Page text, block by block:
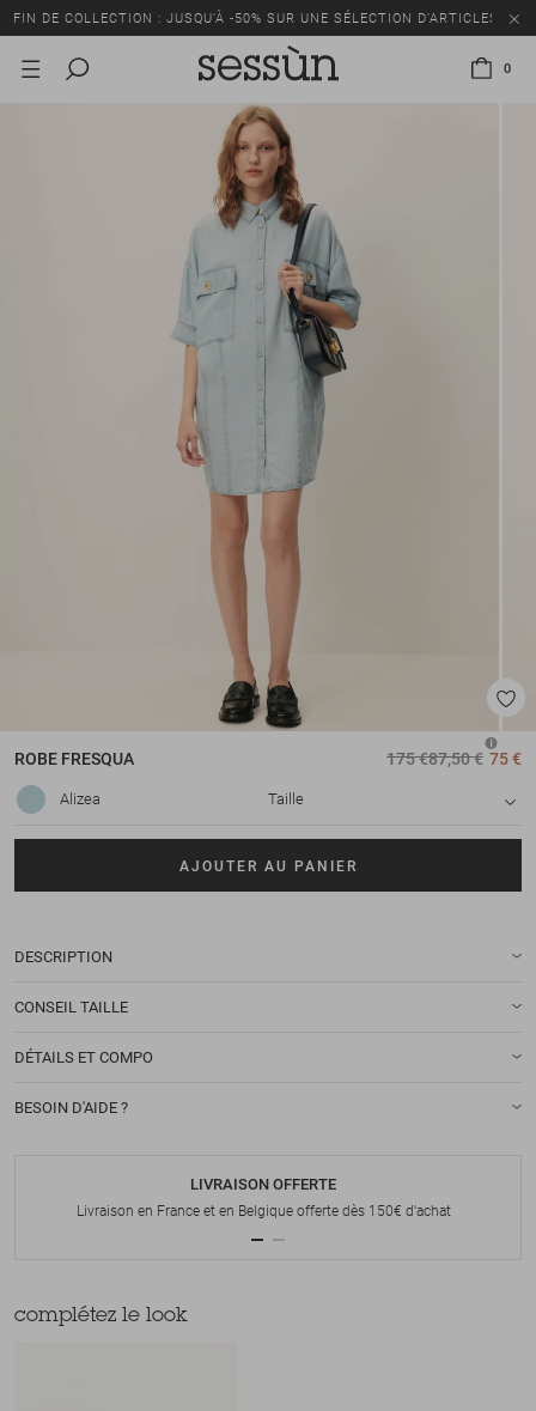
FIN DE COLLECTION : JUSQU’À -50% SUR UNE SÉLECTION D’ARTICLES
0
ROBE FRESQUA 175 €87,50 € 75 €
Alizea Taille
AJOUTER AU PANIER
DESCRIPTION
CONSEIL TAILLE
DÉTAILS ET COMPO
BESOIN D'AIDE ?
LIVRAISON OFFERTE
Livraison en France et en Belgique offerte dès 150€ d'achat
complétez le look